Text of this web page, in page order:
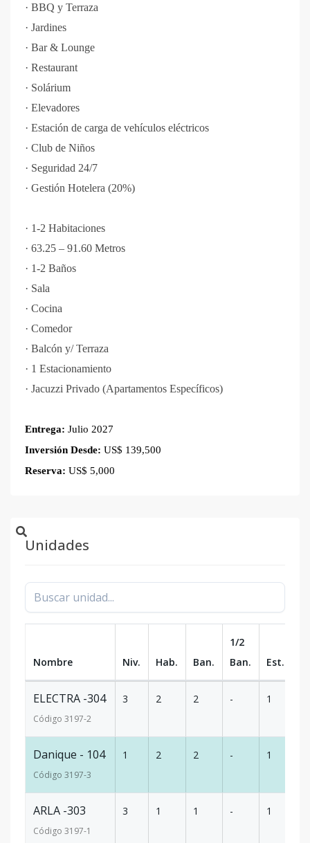
· BBQ y Terraza
· Jardines
· Bar & Lounge
· Restaurant
· Solárium
· Elevadores
· Estación de carga de vehículos eléctricos
· Club de Niños
· Seguridad 24/7
· Gestión Hotelera (20%)
· 1-2 Habitaciones
· 63.25 – 91.60 Metros
· 1-2 Baños
· Sala
· Cocina
· Comedor
· Balcón y/ Terraza
· 1 Estacionamiento
· Jacuzzi Privado (Apartamentos Específicos)
Entrega: Julio 2027
Inversión Desde: US$ 139,500
Reserva: US$ 5,000
Unidades
Nombre Niv. Hab. Ban.
1/2
Ban.
Est.
ELECTRA -304
Código 3197-2
3 2 2 - 1
Danique - 104
Código 3197-3
1 2 2 - 1
ARLA -303
Código 3197-1
3 1 1 - 1